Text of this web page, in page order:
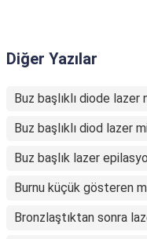
Diğer Yazılar
Buz başlıklı diode lazer
Buz başlıklı diod lazer
Buz başlık lazer
Burnu küçük gösteren
Bronzlaştıktan sonra